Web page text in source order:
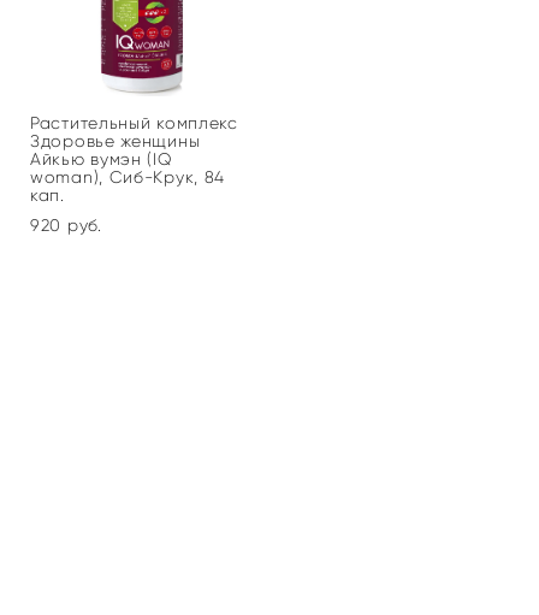
Растительный комплекс
Здоровье женщины
Айкью вумэн (IQ
woman), Сиб-Крук, 84
кап.
920 pуб.